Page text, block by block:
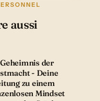
aussi
der
- Deine
zu einem
Mindset